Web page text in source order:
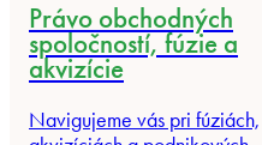
Právo obchodných
spoločností, fúzie a
akvizície
Navigujeme vás pri fúziách,